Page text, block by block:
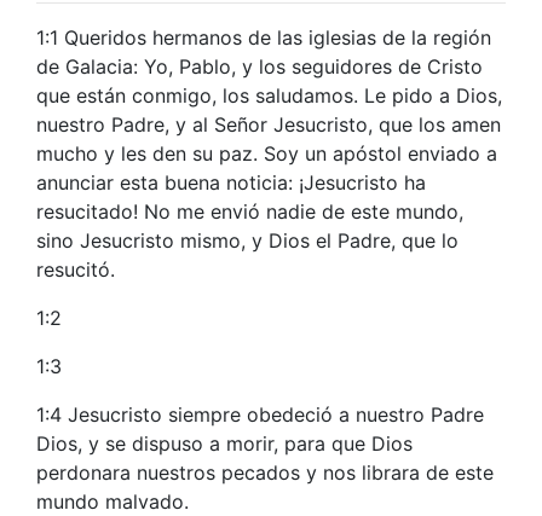
1:1 Queridos hermanos de las iglesias de la región
de Galacia: Yo, Pablo, y los seguidores de Cristo
que están conmigo, los saludamos. Le pido a Dios,
nuestro Padre, y al Señor Jesucristo, que los amen
mucho y les den su paz. Soy un apóstol enviado a
anunciar esta buena noticia: ¡Jesucristo ha
resucitado! No me envió nadie de este mundo,
sino Jesucristo mismo, y Dios el Padre, que lo
resucitó.
1:2
1:3
1:4 Jesucristo siempre obedeció a nuestro Padre
Dios, y se dispuso a morir, para que Dios
perdonara nuestros pecados y nos librara de este
mundo malvado.